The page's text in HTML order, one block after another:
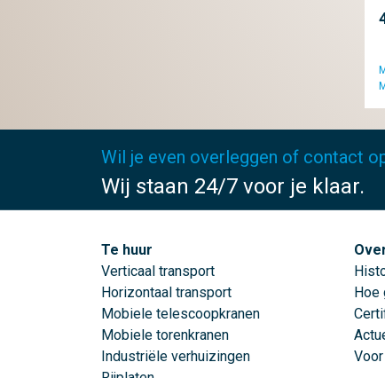
Wil je even overleggen of contact
Wij staan 24/7 voor je klaar.
Te huur
Verticaal transport
Horizontaal transport
Mobiele telescoopkranen
Mobiele torenkranen
Industriële verhuizingen
Hoe